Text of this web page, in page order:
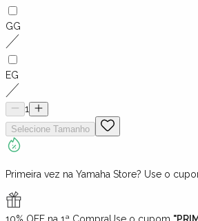
GG
EG
1
Selecione Tamanho
Primeira vez na Yamaha Store? Use o